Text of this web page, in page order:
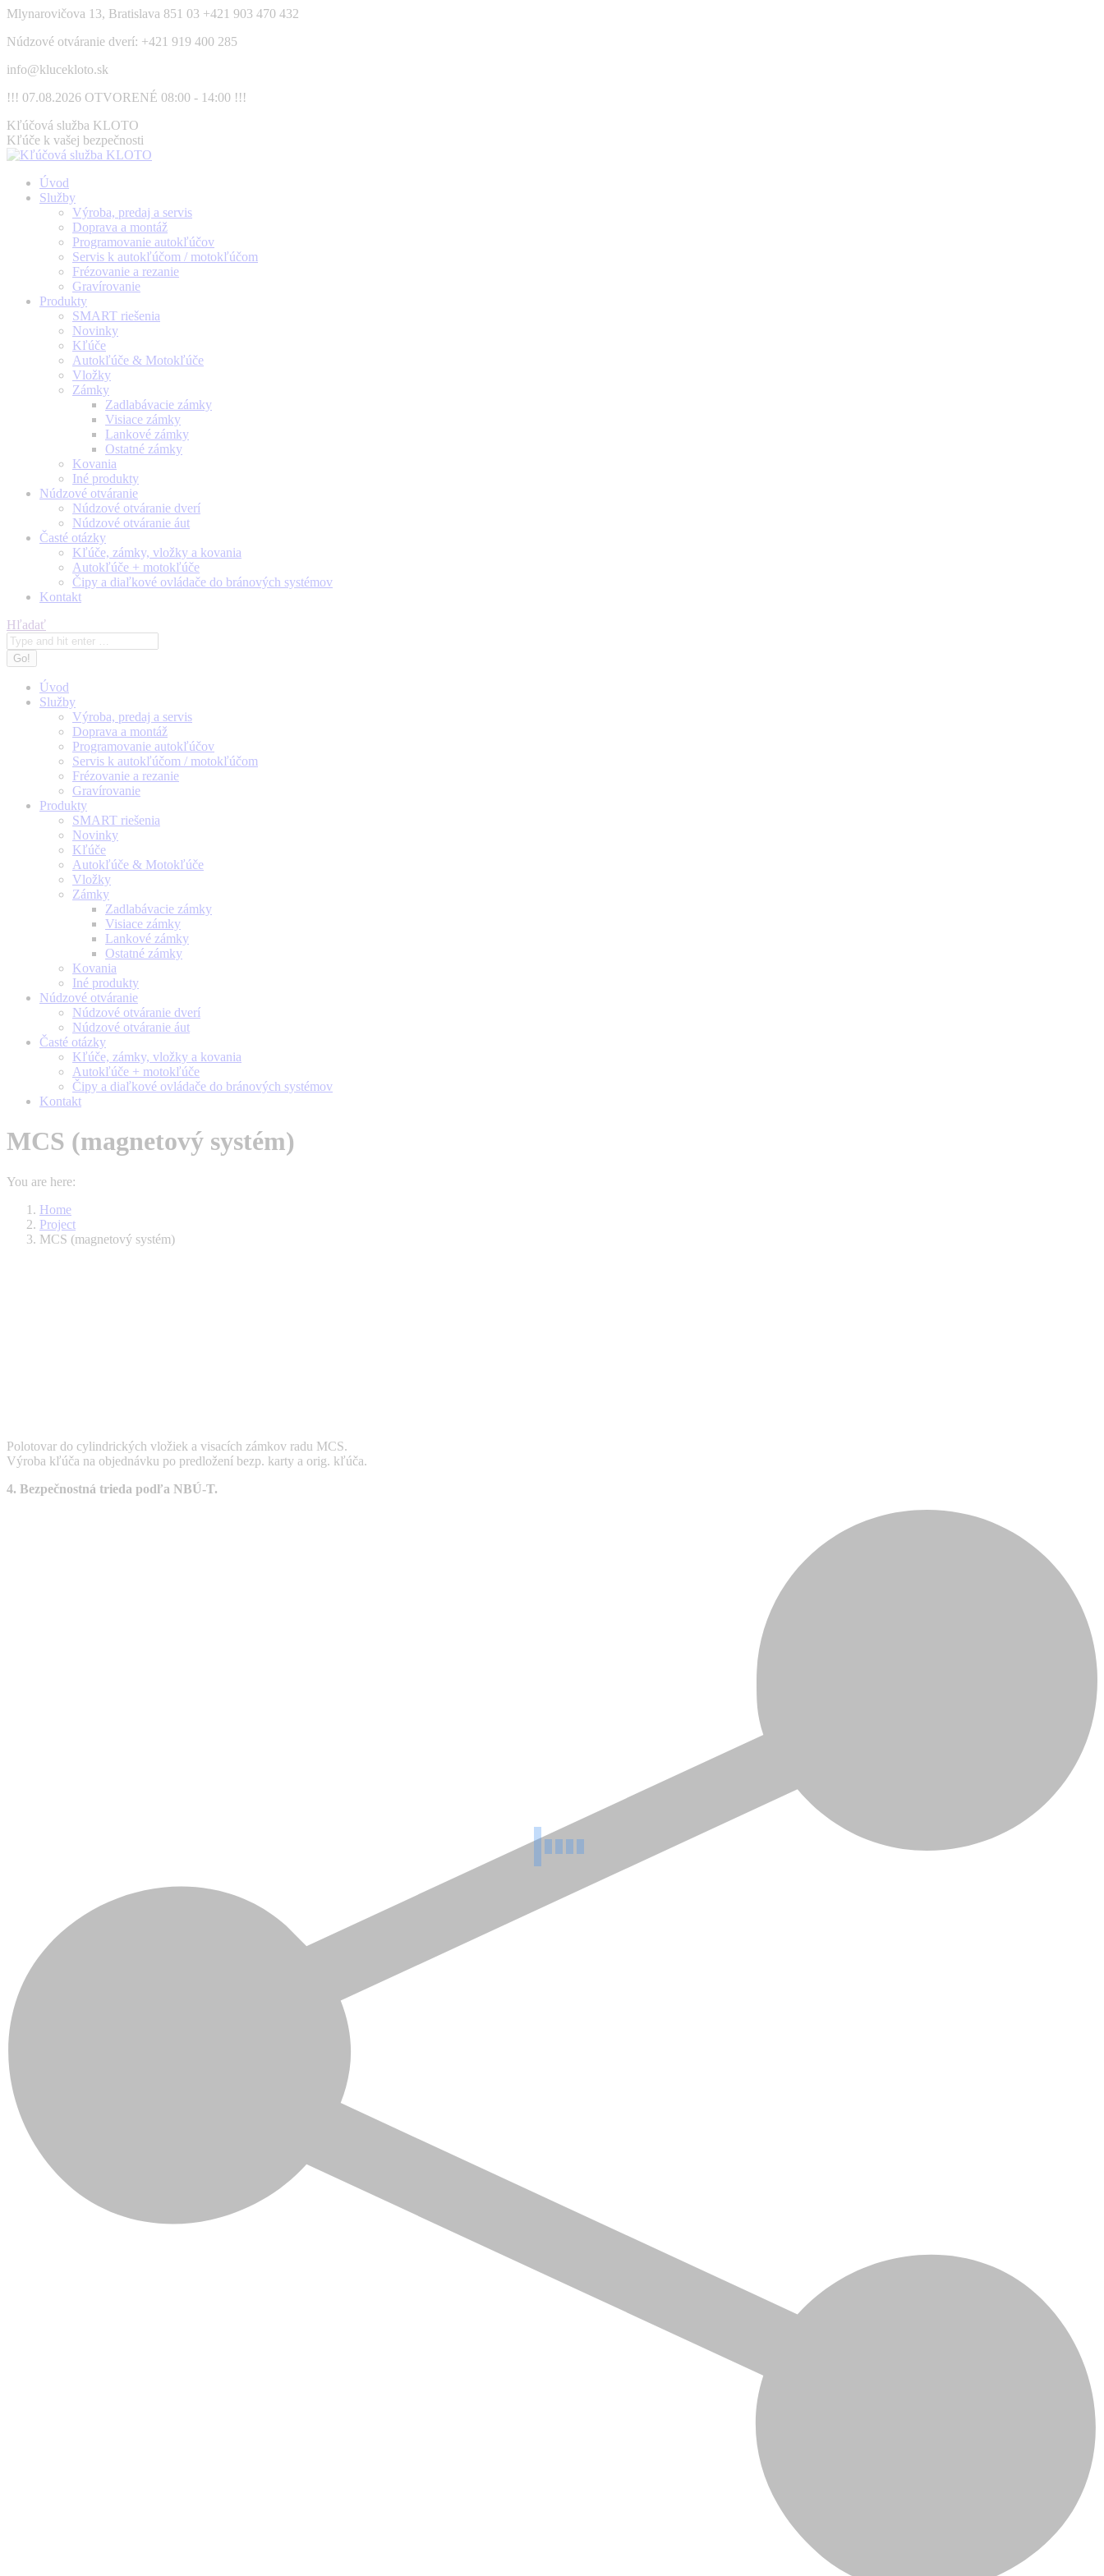
Skip
content
Mlynarovičova 13, Bratislava 851 03 +421 903 470 432
Núdzové otváranie dverí: +421 919 400 285
info@klucekloto.sk
!!! 07.08.2026 OTVORENÉ 08:00 - 14:00 !!!
Facebook
page
opens
new
window
Kľúčová služba KLOTO
Kľúče k vašej bezpečnosti
Úvod
Služby
Výroba, predaj a servis
Doprava a montáž
Programovanie autokľúčov
Servis k autokľúčom / motokľúčom
Frézovanie a rezanie
Gravírovanie
Produkty
SMART riešenia
Novinky
Kľúče
Autokľúče & Motokľúče
Vložky
Zámky
Zadlabávacie zámky
Visiace zámky
Lankové zámky
Ostatné zámky
Kovania
Iné produkty
Núdzové otváranie
Núdzové otváranie dverí
Núdzové otváranie áut
Časté otázky
Kľúče, zámky, vložky a kovania
Autokľúče + motokľúče
Čipy a diaľkové ovládače do bránových systémov
Kontakt
Search:
Hľadať
Úvod
Služby
Výroba, predaj a servis
Doprava a montáž
Programovanie autokľúčov
Servis k autokľúčom / motokľúčom
Frézovanie a rezanie
Gravírovanie
Produkty
SMART riešenia
Novinky
Kľúče
Autokľúče & Motokľúče
Vložky
Zámky
Zadlabávacie zámky
Visiace zámky
Lankové zámky
Ostatné zámky
Kovania
Iné produkty
Núdzové otváranie
Núdzové otváranie dverí
Núdzové otváranie áut
Časté otázky
Kľúče, zámky, vložky a kovania
Autokľúče + motokľúče
Čipy a diaľkové ovládače do bránových systémov
Kontakt
MCS (magnetový systém)
You are here:
Home
Project
MCS (magnetový systém)
Polotovar do cylindrických vložiek a visacích zámkov radu MCS.
Výroba kľúča na objednávku po predložení bezp. karty a orig. kľúča.
4. Bezpečnostná trieda podľa NBÚ-T.